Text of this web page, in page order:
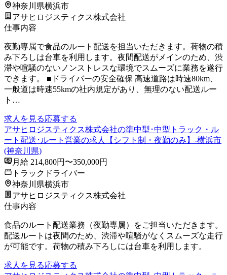
神奈川県横浜市
アサヒロジスティクス株式会社
仕事内容
夜勤専属で食品のルート配送を担当いただきます。荷物の積
み下ろしは台車を利用します。夜間配送がメインのため、渋
滞や喧騒のないノンストレスな環境でスムーズに業務を遂行
できます。 ■ドライバーの安全確保 高速道路は時速80km、
一般道は時速55kmの社内規定があり、無理のない配送ルー
ト…
求人を見る応募する
アサヒロジスティクス株式会社の準中型･中型トラック・ル
ート配送･ルート営業の求人【シフト制・夜勤のみ】-横浜市
(神奈川県)
月給 214,800円〜350,000円
トラックドライバー
神奈川県横浜市
アサヒロジスティクス株式会社
仕事内容
食品のルート配送業務（夜勤専属）をご担当いただきます。
配送ルートは夜間のため、渋滞や喧騒がなくスムーズな走行
が可能です。荷物の積み下ろしには台車を利用します。
求人を見る応募する